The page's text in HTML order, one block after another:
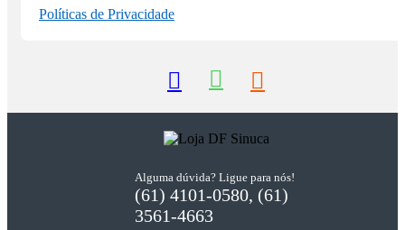
Políticas de Privacidade
Alguma dúvida? Ligue para nós!
(61) 4101-0580, (61)
3561-4663